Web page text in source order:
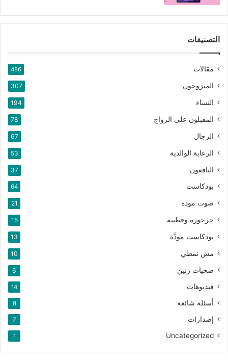
التصنيفات
مقالات 486
المتزوجون 307
النساء 194
المقبلون على الزواج 78
الرجال 67
الرعاية الوالدية 53
اليافعون 37
بودكاست 64
صوت مودة 21
جرجورة وفطينة 15
بودكاست مودَّة 13
مش نمطي 10
صحيات رنين 6
فيديوهات 14
أسئلة شائعة 8
إصدارات 7
Uncategorized
1